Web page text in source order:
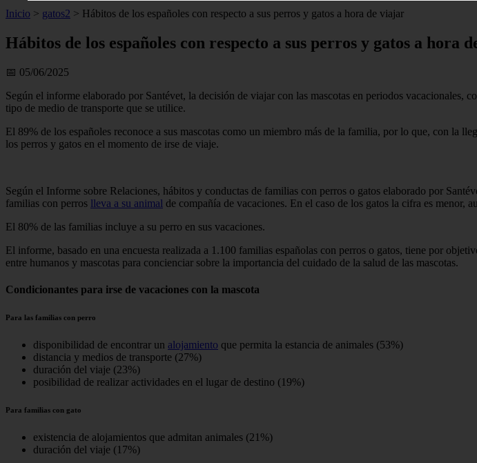
Inicio > gatos2 > Hábitos de los españoles con respecto a sus perros y gatos a hora de viajar
Hábitos de los españoles con respecto a sus perros y gatos a hora
📅 05/06/2025
Según el informe elaborado por Santévet, la decisión de viajar con las mascotas en periodos vacacionales,
tipo de medio de transporte que se utilice.
El 89% de los españoles reconoce a sus mascotas como un miembro más de la familia, por lo que, con la
los perros y gatos en el momento de irse de viaje.
Según el Informe sobre Relaciones, hábitos y conductas de familias con perros o gatos elaborado por
familias con perros lleva a su animal de compañía de vacaciones. En el caso de los gatos la cifra es
El 80% de las familias incluye a su perro en sus vacaciones.
El informe, basado en una encuesta realizada a 1.100 familias españolas con perros o gatos, tiene por
entre humanos y mascotas para concienciar sobre la importancia del cuidado de la salud de las mascotas.
Condicionantes para irse de vacaciones con la mascota
Para las familias con perro
disponibilidad de encontrar un alojamiento que permita la estancia de animales (53%)
distancia y medios de transporte (27%)
duración del viaje (23%)
posibilidad de realizar actividades en el lugar de destino (19%)
Para familias con gato
existencia de alojamientos que admitan animales (21%)
duración del viaje (17%)